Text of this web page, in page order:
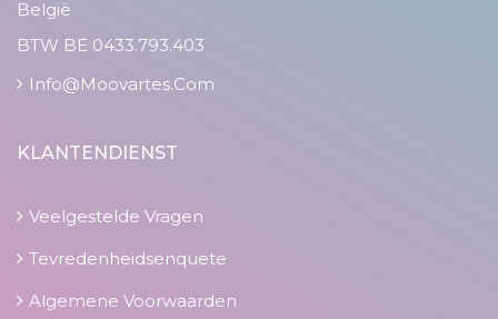
België
BTW BE 0433.793.403
Info@moovartes.com
KLANTENDIENST
Veelgestelde Vragen
Tevredenheidsenquete
Algemene Voorwaarden